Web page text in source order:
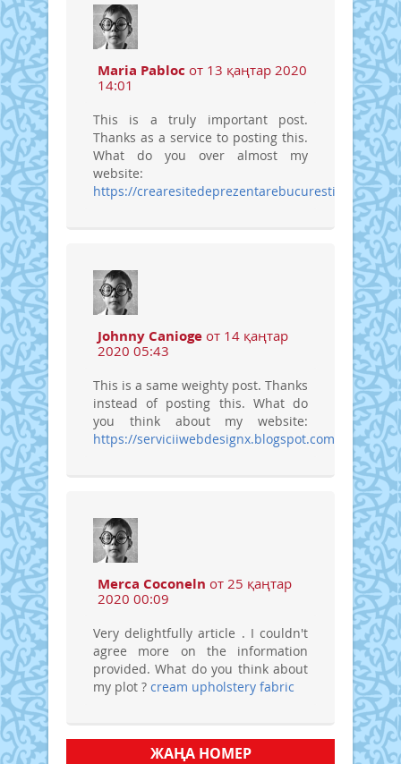
Maria Pabloc от 13 қаңтар 2020
14:01
This is a truly important post.
Thanks as a service to posting this.
What do you over almost my
website:
https://
Johnny Canioge от 14 қаңтар
2020 05:43
This is a same weighty post. Thanks
instead of posting this. What do
you think about my website:
https://serviciiwebdesignx.blogspot.com/
Merca Coconeln от 25 қаңтар
2020 00:09
Very delightfully article . I couldn't
agree more on the information
provided. What do you think about
my plot ? cream upholstery fabric
ЖАҢА НОМЕР